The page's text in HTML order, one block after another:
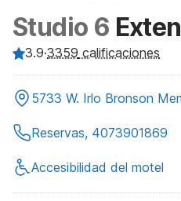
Studio 6
3.9·3359 calificaciones
5733 W. Irlo Bronson
Reservas, 4073901869
Accesibilidad del motel